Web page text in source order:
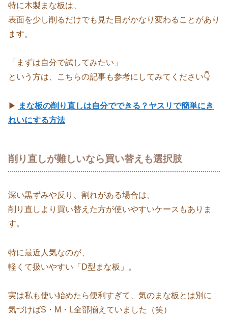
特に木製まな板は、
表面を少し削るだけでも見た目がかなり変わることがあり
ます。
「まずは自分で試してみたい」
という方は、こちらの記事も参考にしてみてください👇
▶ まな板の削り直しは自分でできる？ヤスリで簡単にき
れいにする方法
削り直しが難しいなら買い替えも選択肢
深い黒ずみや反り、割れがある場合は、
削り直しより買い替えた方が使いやすいケースもありま
す。
特に最近人気なのが、
軽くて扱いやすい「D型まな板」。
実は私も使い始めたら便利すぎて、気のまな板とは別に
気づけばS・M・L全部揃えていました（笑）